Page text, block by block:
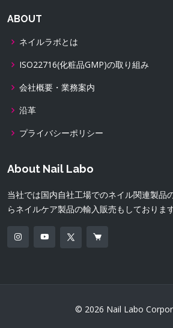
ABOUT
ネイルラボとは
ISO22716(化粧品GMP)の取り組み
会社概要・業務案内
沿革
プライバシーポリシー
About Nail Labo
当社では国内自社工場でのネイル関連製品
らネイルケア製品の輸入販売もしております
© 2026 Nail Labo